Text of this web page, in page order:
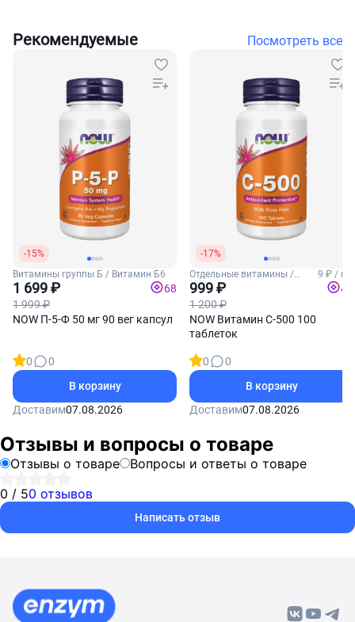
Рекомендуемые Посмотреть все
-15%
Витамины группы Б / Витамин Б6
1 699 ₽
1 999 ₽
68
NOW П-5-Ф 50 мг 90 вег капсул
0
0
В корзину
Доставим07.08.2026
-17%
Отдельные витамины /
Витамин С
9 ₽ / шт
999 ₽
1 200 ₽
40
NOW Витамин С-500 100
таблеток
0
0
В корзину
Доставим07.08.2026
Отзывы и вопросы о товаре
Отзывы о товаре
Вопросы и ответы о товаре
0 / 50 отзывов
Написать отзыв